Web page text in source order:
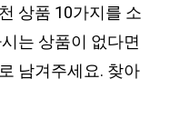
상품 10가지를 소
는 상품이 없다면
남겨주세요. 찾아